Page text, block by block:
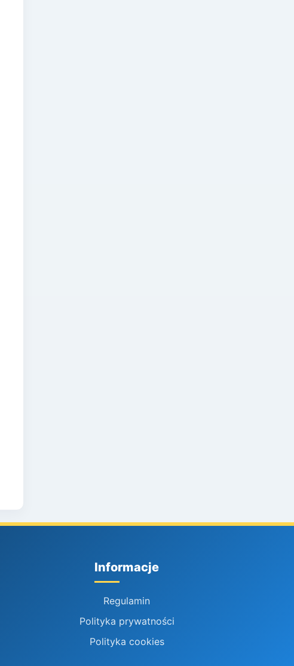
Informacje
Regulamin
Polityka prywatności
Polityka cookies